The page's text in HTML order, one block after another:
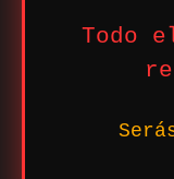
Todo